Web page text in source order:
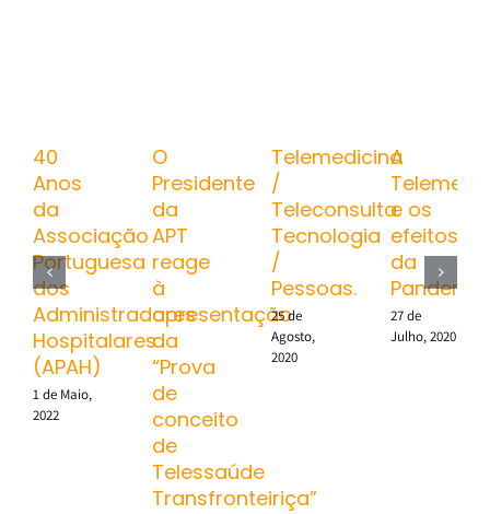
40
Anos
da
Associação
Portuguesa
dos
Administradores
Hospitalares
(APAH)
1 de Maio,
2022
O
Presidente
da
APT
reage
à
apresentação
da
“Prova
de
conceito
de
Telessaúde
Transfronteiriça”
Telemedicina
/
Teleconsulta.
Tecnologia
/
Pessoas.
25 de
Agosto,
2020
A
e os
efeitos
da
Pandemia
27 de
Julho, 2020